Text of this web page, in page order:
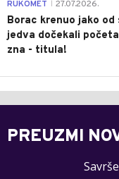
RUKOMET 27.07.2026.
Borac krenuo jako
jedva dočekali
zna - titula!
PREUZMI